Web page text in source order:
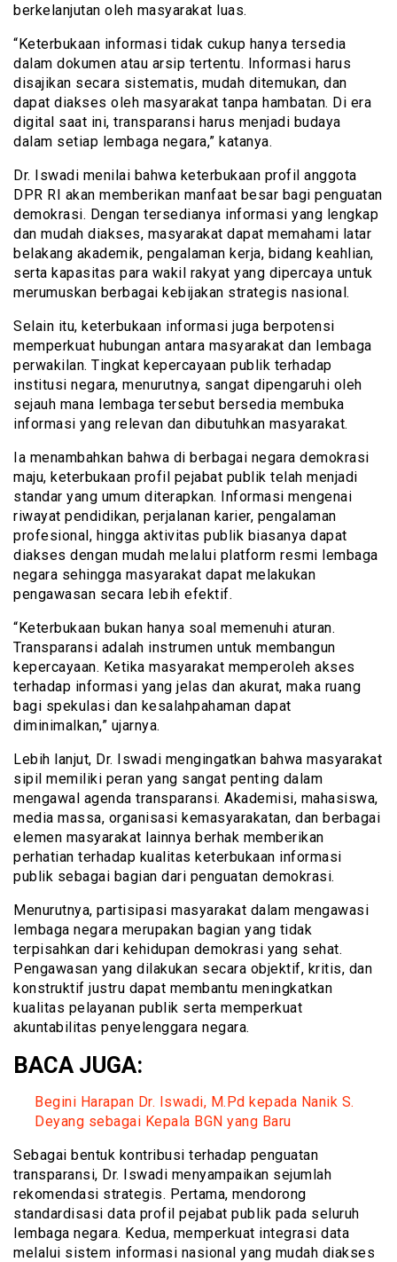
berkelanjutan oleh masyarakat luas.
“Keterbukaan informasi tidak cukup hanya tersedia
dalam dokumen atau arsip tertentu. Informasi harus
disajikan secara sistematis, mudah ditemukan, dan
dapat diakses oleh masyarakat tanpa hambatan. Di era
digital saat ini, transparansi harus menjadi budaya
dalam setiap lembaga negara,” katanya.
Dr. Iswadi menilai bahwa keterbukaan profil anggota
DPR RI akan memberikan manfaat besar bagi penguatan
demokrasi. Dengan tersedianya informasi yang lengkap
dan mudah diakses, masyarakat dapat memahami latar
belakang akademik, pengalaman kerja, bidang keahlian,
serta kapasitas para wakil rakyat yang dipercaya untuk
merumuskan berbagai kebijakan strategis nasional.
Selain itu, keterbukaan informasi juga berpotensi
memperkuat hubungan antara masyarakat dan lembaga
perwakilan. Tingkat kepercayaan publik terhadap
institusi negara, menurutnya, sangat dipengaruhi oleh
sejauh mana lembaga tersebut bersedia membuka
informasi yang relevan dan dibutuhkan masyarakat.
Ia menambahkan bahwa di berbagai negara demokrasi
maju, keterbukaan profil pejabat publik telah menjadi
standar yang umum diterapkan. Informasi mengenai
riwayat pendidikan, perjalanan karier, pengalaman
profesional, hingga aktivitas publik biasanya dapat
diakses dengan mudah melalui platform resmi lembaga
negara sehingga masyarakat dapat melakukan
pengawasan secara lebih efektif.
“Keterbukaan bukan hanya soal memenuhi aturan.
Transparansi adalah instrumen untuk membangun
kepercayaan. Ketika masyarakat memperoleh akses
terhadap informasi yang jelas dan akurat, maka ruang
bagi spekulasi dan kesalahpahaman dapat
diminimalkan,” ujarnya.
Lebih lanjut, Dr. Iswadi mengingatkan bahwa masyarakat
sipil memiliki peran yang sangat penting dalam
mengawal agenda transparansi. Akademisi, mahasiswa,
media massa, organisasi kemasyarakatan, dan berbagai
elemen masyarakat lainnya berhak memberikan
perhatian terhadap kualitas keterbukaan informasi
publik sebagai bagian dari penguatan demokrasi.
Menurutnya, partisipasi masyarakat dalam mengawasi
lembaga negara merupakan bagian yang tidak
terpisahkan dari kehidupan demokrasi yang sehat.
Pengawasan yang dilakukan secara objektif, kritis, dan
konstruktif justru dapat membantu meningkatkan
kualitas pelayanan publik serta memperkuat
akuntabilitas penyelenggara negara.
BACA JUGA:
Begini Harapan Dr. Iswadi, M.Pd kepada Nanik S.
Deyang sebagai Kepala BGN yang Baru
Sebagai bentuk kontribusi terhadap penguatan
transparansi, Dr. Iswadi menyampaikan sejumlah
rekomendasi strategis. Pertama, mendorong
standardisasi data profil pejabat publik pada seluruh
lembaga negara. Kedua, memperkuat integrasi data
melalui sistem informasi nasional yang mudah diakses